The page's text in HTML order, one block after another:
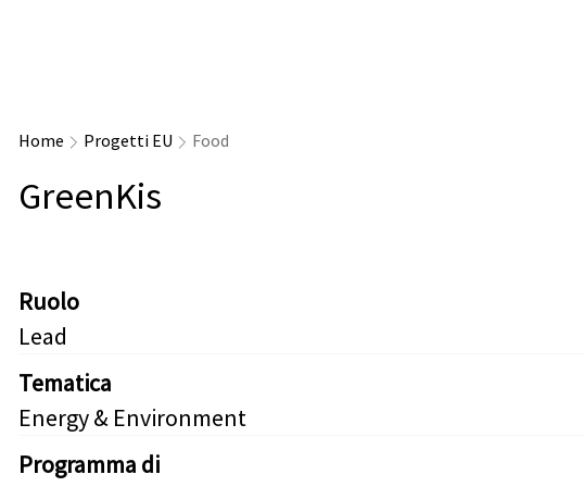
Home Progetti EU Food
GreenKis
Ruolo
Lead
Tematica
Energy & Environment
Programma di